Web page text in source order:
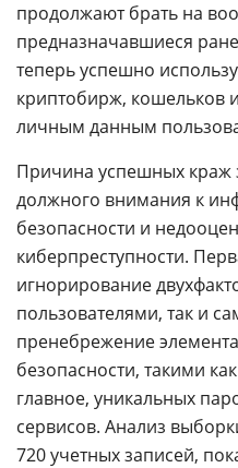
продолжают брать на
предназначавшиеся
теперь успешно
криптобирж, кошельков
личным данным
Причина успешных краж
должного внимания к
безопасности и
киберпреступности.
игнорирование
пользователями, так и
пренебрежение
безопасности, такими
главное, уникальных
сервисов. Анализ
720 учетных записей,